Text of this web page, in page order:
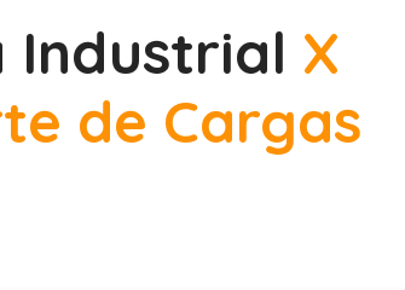
Industrial X
de Cargas